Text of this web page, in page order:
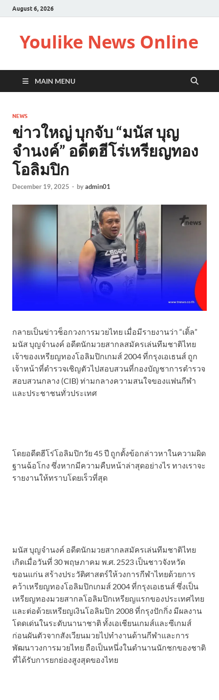
August 6, 2026
Youlike News Online
MAIN MENU
NEWS
ข่าวใหญ่ บุกจับ “มนัส บุญ
จำนงค์” อดีตฮีโร่เหรียญทอง
โอลิมปิก
December 19, 2025 - byadmin01
กลายเป็นข่าวช็อกวงการมวยไทย เมื่อมีรายงานว่า “เติ้ล”
มนัส บุญจำนงค์ อดีตนักมวยสากลสมัครเล่นทีมชาติไทย
เจ้าของเหรียญทองโอลิมปิกเกมส์ 2004 ที่กรุงเอเธนส์ ถูก
เจ้าหน้าที่ตำรวจเชิญตัวไปสอบสวนที่กองบัญชาการตำรวจ
สอบสวนกลาง (CIB) ท่ามกลางความสนใจของแฟนกีฬา
และประชาชนทั่วประเทศ
โดยอดีตฮีโร่โอลิมปิกวัย 45 ปี ถูกตั้งข้อกล่าวหาในความผิด
ฐานฉ้อโกง ซึ่งหากมีความคืบหน้าล่าสุดอย่างไร ทางเราจะ
รายงานให้ทราบโดยเร็วที่สุด
มนัส บุญจำนงค์ อดีตนักมวยสากลสมัครเล่นทีมชาติไทย
เกิดเมื่อวันที่ 30 พฤษภาคม พ.ศ. 2523 เป็นชาวจังหวัด
ขอนแก่น สร้างประวัติศาสตร์ให้วงการกีฬาไทยด้วยการ
คว้าเหรียญทองโอลิมปิกเกมส์ 2004 ที่กรุงเอเธนส์ ซึ่งเป็น
เหรียญทองมวยสากลโอลิมปิกเหรียญแรกของประเทศไทย
และต่อด้วยเหรียญเงินโอลิมปิก 2008 ที่กรุงปักกิ่ง มีผลงาน
โดดเด่นในระดับนานาชาติ ทั้งเอเชียนเกมส์และซีเกมส์
ก่อนผันตัวจากสังเวียนมวยไปทำงานด้านกีฬาและการ
พัฒนาวงการมวยไทย ถือเป็นหนึ่งในตำนานนักชกของชาติ
ที่ได้รับการยกย่องสูงสุดของไทย